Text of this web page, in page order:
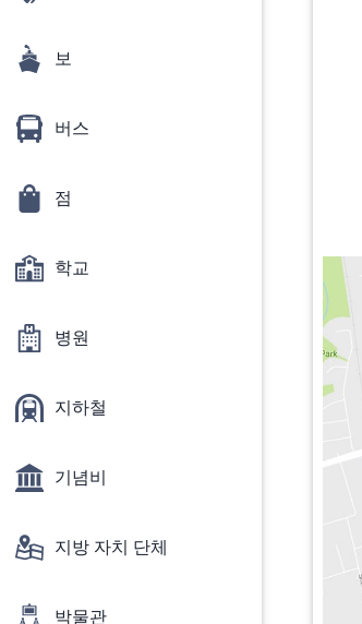
보
버스
점
학교
병원
지하철
기념비
지방 자치 단체
박물관